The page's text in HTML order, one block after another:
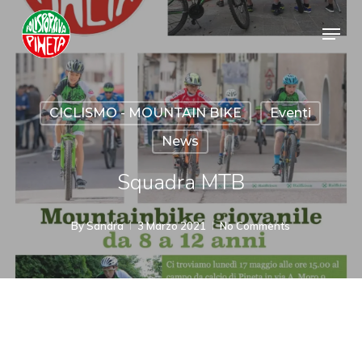
content
Menu
CICLISMO - MOUNTAIN BIKE
Eventi
News
Squadra MTB
BySandra 3 Marzo 2021 No Comments
Close
Menu